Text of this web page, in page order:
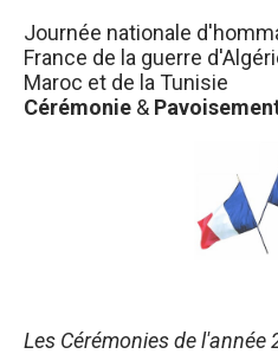
Journée nationale
France de la guerre
Maroc et de la Tunisie
Cérémonie &
Les Cérémonies de l'année